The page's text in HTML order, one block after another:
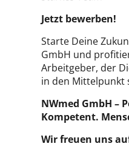
Jetzt bewerben!
Starte Deine
GmbH und
Arbeitgeber, der
in den Mittelpunkt
NWmed GmbH –
Kompetent.
Wir freuen uns